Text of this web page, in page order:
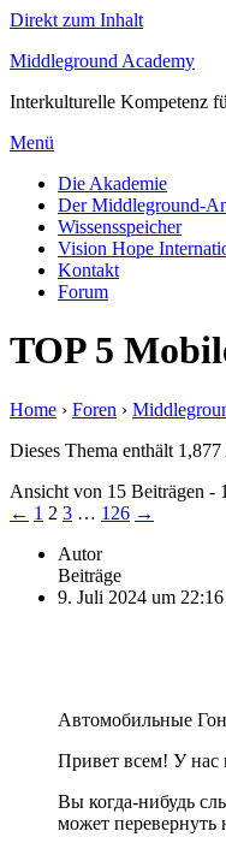
Direkt zum Inhalt
Middleground Academy
Interkulturelle Kompetenz
Menü
Die Akademie
Der Middleground-
Wissensspeicher
Vision Hope
Kontakt
Forum
TOP 5
Home › Foren ›
Dieses Thema enthält
Ansicht von 15 Beiträgen -
← 1 2 3 … 126 →
Autor
Beiträge
9. Juli 2024 um 22:16
Автомобильные
Привет всем! У нас
Вы когда-нибудь
может перевернуть